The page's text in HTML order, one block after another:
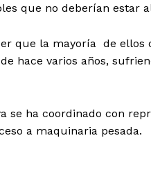
que no deberían estar
que la mayoría de ellos
hace varios años,
se ha coordinado con
a maquinaria pesada.